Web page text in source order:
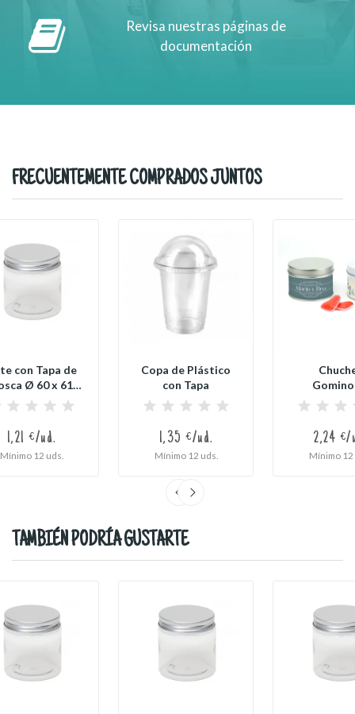
Revisa nuestras páginas de
documentación
FRECUENTEMENTE COMPRADOS JUNTOS
con Tapa de
Ø 60 x 61
mm
1,21 €/ud.
Mínimo 12 uds.
Copa de Plástico
con Tapa
1,35 €/ud.
Mínimo 12 uds.
Haribo®
2,24 €/
Mínimo 12
TAMBIÉN PODRÍA GUSTARTE